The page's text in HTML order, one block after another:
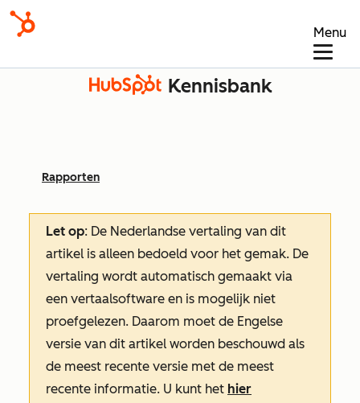
Menu
Kennisbank
Rapporten
Let op: De Nederlandse vertaling van dit
artikel is alleen bedoeld voor het gemak. De
vertaling wordt automatisch gemaakt via
een vertaalsoftware en is mogelijk niet
proefgelezen. Daarom moet de Engelse
versie van dit artikel worden beschouwd als
de meest recente versie met de meest
recente informatie. U kunt het hier